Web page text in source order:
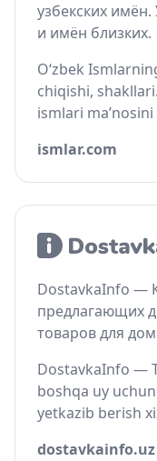
узбекских
и имён близких.
O‘zbek
chiqishi,
ismlari
ismlar.com
DostavkaInfo —
предлагающих
товаров для
DostavkaInfo —
boshqa uy
yetkazib berish
dostavkainfo.uz